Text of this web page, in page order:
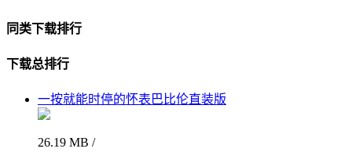
同类下载排行
下载总排行
一按就能时停的怀表巴比伦直装版
26.19 MB /